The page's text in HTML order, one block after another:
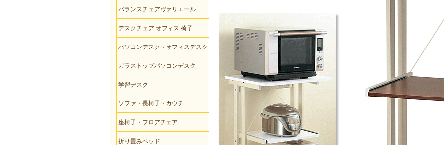
バランスチェアヴァリエール
デスクチェア オフィス 椅子
パソコンデスク・オフィスデスク
ガラストップパソコンデスク
学習デスク
ソファ・長椅子・カウチ
座椅子・フロアチェア
折り畳みベッド